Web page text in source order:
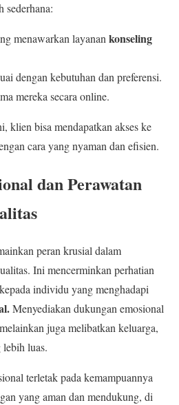
sederhana:
menawarkan layanan konseling
dengan kebutuhan dan preferensi.
mereka secara online.
klien bisa mendapatkan akses ke
cara yang nyaman dan efisien.
dan Perawatan
peran krusial dalam
Ini mencerminkan perhatian
individu yang menghadapi
Menyediakan dukungan emosional
juga melibatkan keluarga,
luas.
terletak pada kemampuannya
yang aman dan mendukung, di